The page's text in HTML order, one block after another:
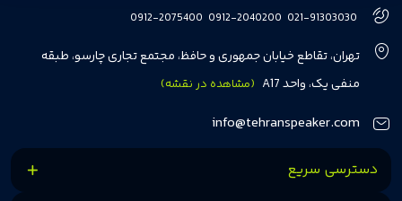
هفت سال در این زمینه، بر ایجاد تجربه خریدی آسان، سریع و مطمئن تمرکز دارد تا
مشتریان بتوانند با خیالی آسوده از انتخاب خود لذت ببرند. ما به رضایت و اعتماد
مشتریان اهمیت می‌دهیم و همواره در تلاشیم تا بهترین‌ها را برای آن‌ها فراهم
کنیم.
021-91303030
0912-2040200
0912-2075400
تهران، تقاطع خیابان جمهوری و حافظ، مجتمع تجاری چارسو، طبقه
منفی یک، واحد A17
(مشاهده در نقشه)
info@tehranspeaker.com
دسترسی سریع